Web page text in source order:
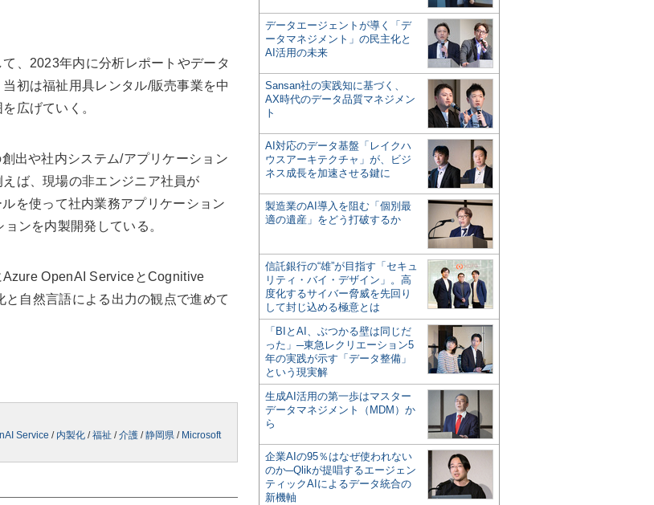
、2023年内に分析レポートやデータ
初は福祉用具レンタル/販売事業を中
広げていく。
出や社内システム/アプリケーション
ば、現場の非エンジニア社員が
を使って社内業務アプリケーション
ンを内製開発している。
OpenAI ServiceとCognitive
自然言語による出力の観点で進めて
Service / 内製化 /福祉 /介護 /静岡県 / Microsoft
データエージェントが導く「デ
ータマネジメント」の民主化と
AI活用の未来
Sansan社の実践知に基づく、
AX時代のデータ品質マネジメン
ト
AI対応のデータ基盤「レイクハ
ウスアーキテクチャ」が、ビジ
ネス成長を加速させる鍵に
製造業のAI導入を阻む「個別最
適の遺産」をどう打破するか
信託銀行の“雄”が目指す「セキュ
リティ・バイ・デザイン」。高
度化するサイバー脅威を先回り
して封じ込める極意とは
「BIとAI、ぶつかる壁は同じだ
った」─東急レクリエーション5
年の実践が示す「データ整備」
という現実解
生成AI活用の第一歩はマスター
データマネジメント（MDM）か
ら
企業AIの95％はなぜ使われない
のか─Qlikが提唱するエージェン
ティックAIによるデータ統合の
新機軸